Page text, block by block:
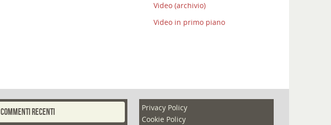
Video (archivio)
Video in primo piano
COMMENTI RECENTI
Privacy Policy
Cookie Policy